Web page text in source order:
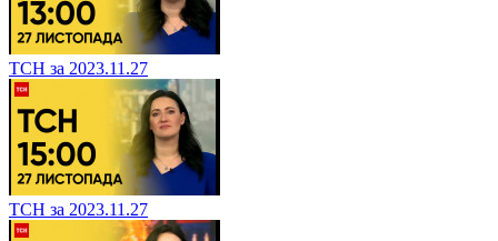
ТСН за 2023.11.27
ТСН за 2023.11.27